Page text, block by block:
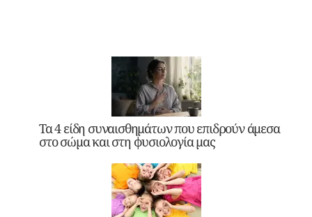
Τα 4 είδη συναισθημάτων που επιδρούν άμεσα
στο σώμα και στη φυσιολογία μας